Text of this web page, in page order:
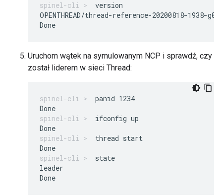
version
OPENTHREAD/thread-reference-20200818-1938-
Uruchom wątek na symulowanym NCP i sprawdź, czy
został liderem w sieci Thread:
panid 1234
ifconfig up
thread start
state
leader